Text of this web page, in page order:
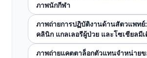
ภาพนักกีฬา
ภาพถ่ายการปฏิบัติงานด้านสัตวแพทย์
คลินิก แกลเลอรีผู้ป่วย และโซเชียลมีเ
ภาพถ่ายแคตตาล็อกตัวแทนจำหน่ายข